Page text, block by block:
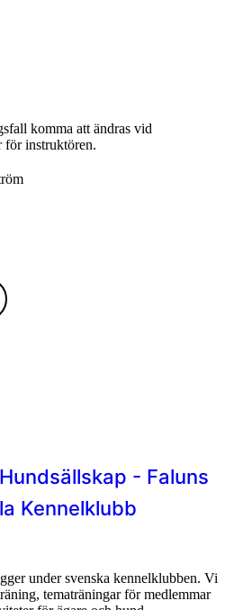
komma att ändras vid
för instruktören.
- Faluns
Kennelklubb
under svenska kennelklubben. Vi
tematräningar för medlemmar